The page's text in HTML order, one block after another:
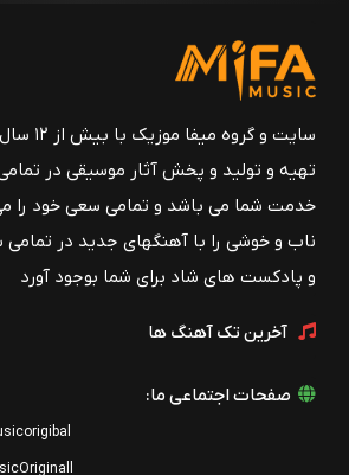
سایت و
تهیه و تولید و پخش آثار موسیقی در
خدمت شما می باشد و تمامی سعی خود را
ناب و خوشی را با آهنگهای جدید در
و پادکست های شاد برای شما بوجود آورد
آخرین تک آهنگ ها
صفحات اجتماعی ما: